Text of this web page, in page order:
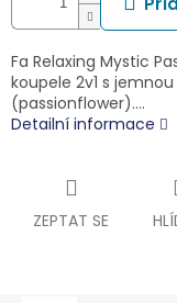
Fa Relaxing Mystic
koupele 2v1 s
(passionflower).…
Detailní informace
ZEPTAT SE